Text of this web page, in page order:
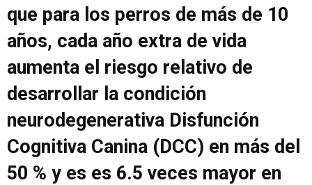
que para los perros de más de 10
años, cada año extra de vida
aumenta el riesgo relativo de
desarrollar la condición
neurodegenerativa Disfunción
Cognitiva Canina (DCC) en más del
50 % y es es 6.5 veces mayor en